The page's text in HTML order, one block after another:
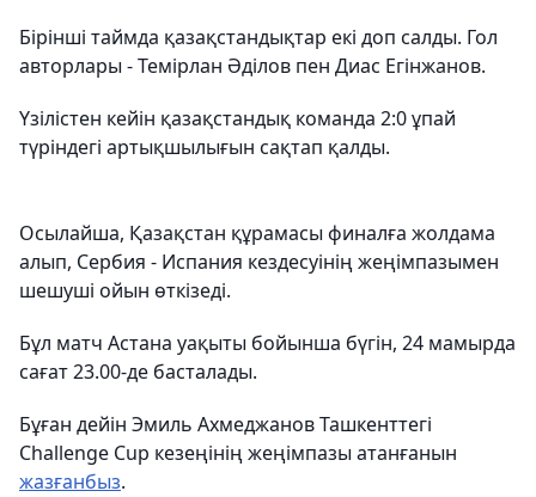
Бірінші таймда қазақстандықтар екі доп салды. Гол
авторлары - Темірлан Әділов пен Диас Егінжанов.
Үзілістен кейін қазақстандық команда 2:0 ұпай
түріндегі артықшылығын сақтап қалды.
Осылайша, Қазақстан құрамасы финалға жолдама
алып, Сербия - Испания кездесуінің жеңімпазымен
шешуші ойын өткізеді.
Бұл матч Астана уақыты бойынша бүгін, 24 мамырда
сағат 23.00-де басталады.
Бұған дейін Эмиль Ахмеджанов Ташкенттегі
Challenge Cup кезеңінің жеңімпазы атанғанын
жазғанбыз.